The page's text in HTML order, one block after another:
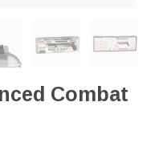
Combat